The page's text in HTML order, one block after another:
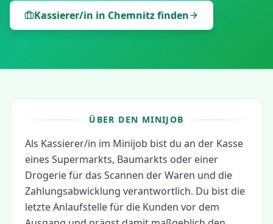
Kassierer/in in Chemnitzfinden
ÜBER DEN MINIJOB
Als Kassierer/in im Minijob bist du an der Kasse
eines Supermarkts, Baumarkts oder einer
Drogerie für das Scannen der Waren und die
Zahlungsabwicklung verantwortlich. Du bist die
letzte Anlaufstelle für die Kunden vor dem